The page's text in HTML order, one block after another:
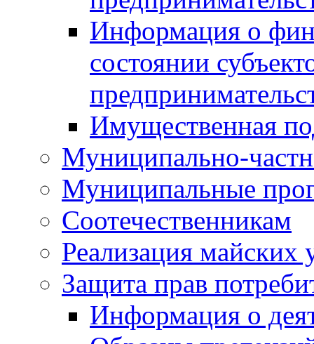
Информация о
состоянии
Имущественная
Муниципально-
Муниципальные
Соотечественникам
Реализация майских
Защита прав
Информация о